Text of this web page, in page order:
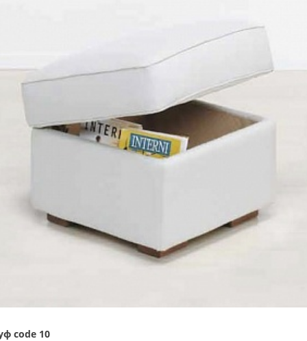
code 10